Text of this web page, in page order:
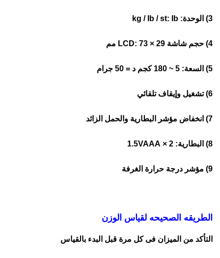
3) الوحدة: kg / Ib / st: Ib
4) حجم شاشة LCD: 73 × 29 مم
5) السعة: 5 ~ 180 كجم د = 50 جرام
6) تشغيل وإيقاف تلقائي
7) انخفاض مؤشر البطارية والحمل الزائد
8) البطارية: 2 × 1.5VAAA
9) مؤشر درجة حرارة الغرفة
الطريقه الصحيحه لقياس الوزن
التأكد من الميزان فى كل مرة قبل البدء بالقياس